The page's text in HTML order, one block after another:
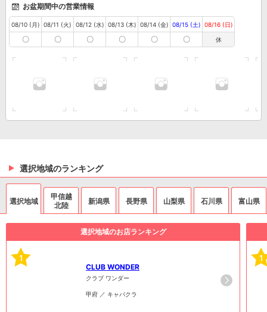
お盆期間中の営業情報
08/10 (月)
〇
08/11 (火)
〇
08/12 (水)
〇
08/13 (木)
〇
08/14 (金)
〇
08/15 (土)
〇
08/16 (日)
休
選択地域のランキング
選択地域
甲信越
北陸
新潟県 長野県 山梨県 石川県 富山県
選択地域のお店ランキング
1
CLUB WONDER
クラブ ワンダー
甲府 ／ キャバクラ
1